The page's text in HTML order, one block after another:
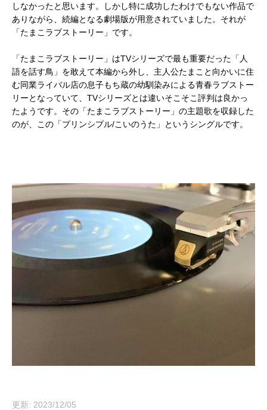
しなかったと思います。しかし特に成功したわけでもない作品で
ありながら、続編となる劇場版が用意されていました。それが
「たまこラブストーリー」です。
「たまこラブストーリー」はTVシリーズで最も重要だった「人
語を話す鳥」を敢えて本編から外し、主人公たまこと向かいに住
む同業ライバル店の息子もち蔵の幼馴染みによる青春ラブストー
リーとなっていて、TVシリーズとは違いそこそこ評判は良かっ
たようです。その「たまこラブストーリー」の主題歌を収録した
のが、この「プリンシプル/こいのうた」というシングルです。
更新: 2023/12/05